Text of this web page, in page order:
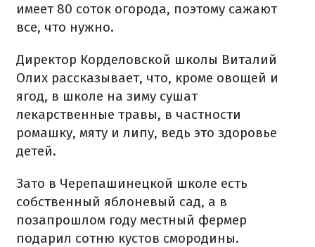
имеет 80 соток огорода, поэтому сажают
все, что нужно.
Директор Корделовской школы Виталий
Олих рассказывает, что, кроме овощей и
ягод, в школе на зиму сушат
лекарственные травы, в частности
ромашку, мяту и липу, ведь это здоровье
детей.
Зато в Черепашинецкой школе есть
собственный яблоневый сад, а в
позапрошлом году местный фермер
подарил сотню кустов смородины.